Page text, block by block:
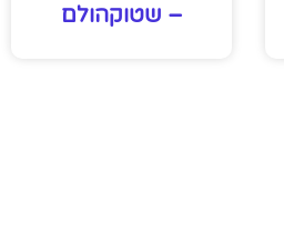
– שטוקהולם